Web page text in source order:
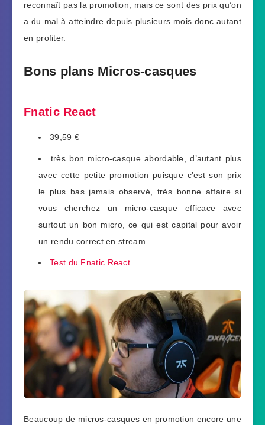
reconnaît pas la promotion, mais ce sont des prix qu’on
a du mal à atteindre depuis plusieurs mois donc autant
en profiter.
Bons plans Micros-casques
Fnatic React
39,59 €
très bon micro-casque abordable, d’autant plus
avec cette petite promotion puisque c’est son prix
le plus bas jamais observé, très bonne affaire si
vous cherchez un micro-casque efficace avec
surtout un bon micro, ce qui est capital pour avoir
un rendu correct en stream
Test du Fnatic React
Beaucoup de micros-casques en promotion encore une